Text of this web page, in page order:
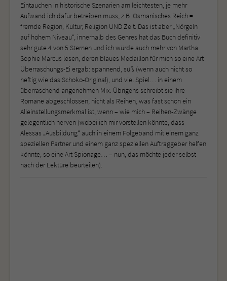
Eintauchen in historische Szenarien am leichtesten, je mehr
Aufwand ich dafür betreiben muss, z.B. Osmanisches Reich =
fremde Region, Kultur, Religion UND Zeit. Das ist aber „Nörgeln
auf hohem Niveau“, innerhalb des Genres hat das Buch definitiv
sehr gute 4 von 5 Sternen und ich würde auch mehr von Martha
Sophie Marcus lesen, deren blaues Medaillon für mich so eine Art
Überraschungs-Ei ergab: spannend, süß (wenn auch nicht so
heftig wie das Schoko-Original), und viel Spiel… in einem
überraschend angenehmen Mix. Übrigens schreibt sie ihre
Romane abgeschlossen, nicht als Reihen, was fast schon ein
Alleinstellungsmerkmal ist, wenn – wie mich – Reihen-Zwänge
gelegentlich nerven (wobei ich mir vorstellen könnte, dass
Alessas „Ausbildung“ auch in einem Folgeband mit einem ganz
speziellen Partner und einem ganz speziellen Auftraggeber helfen
könnte, so eine Art Spionage… – nun, das möchte jeder selbst
nach der Lektüre beurteilen).